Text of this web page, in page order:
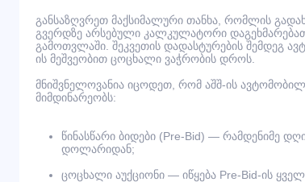
განსაზღვრეთ მაქსიმალური თანხა, რომლის
გვერდზე არსებული კალკულატორი
გამოთვლაში. შეკვეთის დადასტურების შემდეგ
ის მეშვეობით ცოცხალი ვაჭრობის დროს.
მნიშვნელოვანია იცოდეთ, რომ აშშ-ის
მიმდინარეობს:
წინასწარი ბიდები (Pre-Bid) — რამდენიმე
დოლარიდან;
ცოცხალი აუქციონი — იწყება Pre-Bid-ის